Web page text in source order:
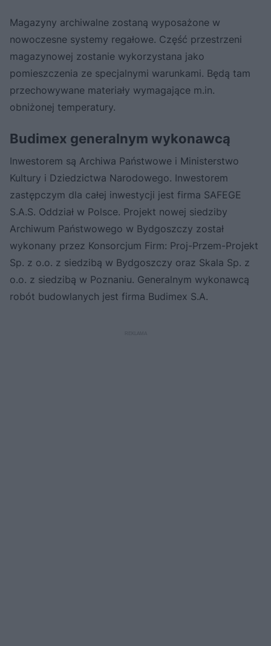
Magazyny archiwalne zostaną wyposażone w
nowoczesne systemy regałowe. Część przestrzeni
‎magazynowej zostanie wykorzystana jako
pomieszczenia ze specjalnymi warunkami. Będą tam
‎przechowywane materiały wymagające m.in.
obniżonej temperatury.‎
Budimex generalnym wykonawcą
Inwestorem są Archiwa Państwowe i Ministerstwo
Kultury i Dziedzictwa Narodowego. Inwestorem
zastępczym dla całej inwestycji jest firma SAFEGE
S.A.S. Oddział w Polsce. Projekt nowej siedziby
Archiwum Państwowego w Bydgoszczy został
wykonany przez Konsorcjum Firm: Proj-Przem-Projekt
Sp. z o.o. z siedzibą w Bydgoszczy oraz Skala Sp. z
o.o. z siedzibą w Poznaniu. Generalnym wykonawcą
robót budowlanych jest firma Budimex S.A.